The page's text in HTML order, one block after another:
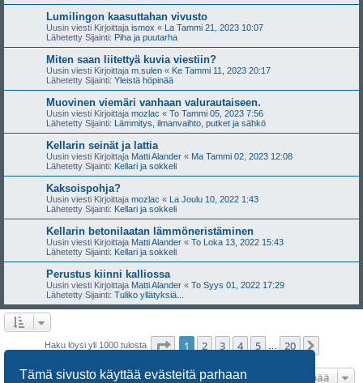
Tämä sivusto käyttää evästeitä parhaan
Lumilingon kaasuttahan vivusto
Uusin viesti Kirjoittaja ismox « La Tammi 21, 2023 10:07
Lähetetty Sijainti: Piha ja puutarha
Miten saan liitettyä kuvia viestiin?
Uusin viesti Kirjoittaja m.sulen « Ke Tammi 11, 2023 20:17
Lähetetty Sijainti: Yleistä höpinää
Muovinen viemäri vanhaan valurautaiseen.
Uusin viesti Kirjoittaja mozlac « To Tammi 05, 2023 7:56
Lähetetty Sijainti: Lämmitys, ilmanvaihto, putket ja sähkö
Kellarin seinät ja lattia
Uusin viesti Kirjoittaja Matti Alander « Ma Tammi 02, 2023 12:08
Lähetetty Sijainti: Kellari ja sokkeli
Kaksoispohja?
Uusin viesti Kirjoittaja mozlac « La Joulu 10, 2022 1:43
Lähetetty Sijainti: Kellari ja sokkeli
Kellarin betonilaatan lämmöneristäminen
Uusin viesti Kirjoittaja Matti Alander « To Loka 13, 2022 15:43
Lähetetty Sijainti: Kellari ja sokkeli
Perustus kiinni kalliossa
Uusin viesti Kirjoittaja Matti Alander « To Syys 01, 2022 17:29
Lähetetty Sijainti: Tuliko yllätyksiä...
Haku löysi yli 1000 tulosta Sivu /20
1 2 3 4 5 20
Hyppää